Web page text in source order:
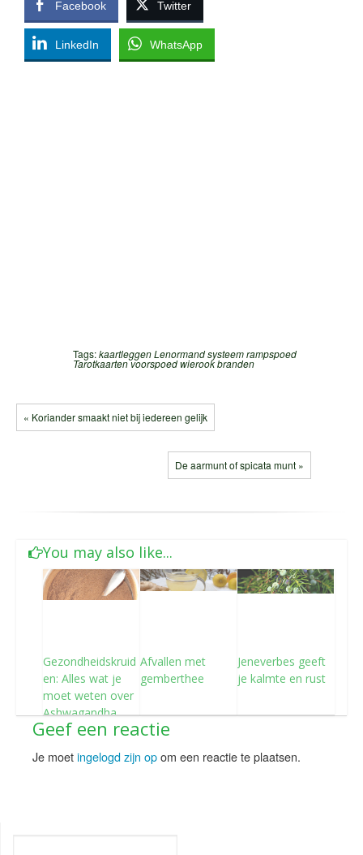
Facebook Twitter
LinkedIn WhatsApp
Tags:kaartleggenLenormand systeemrampspoed
Tarotkaartenvoorspoedwierook branden
« Koriander smaakt niet bij iedereen gelijk
De aarmunt of spicata munt »
You may also like...
Gezondheidskruid
en: Alles wat je
moet weten over
Ashwagandha
poeder
Afvallen met
gemberthee
Jeneverbes geeft
je kalmte en rust
Geef een reactie
Je moetingelogd zijn opom een reactie te plaatsen.